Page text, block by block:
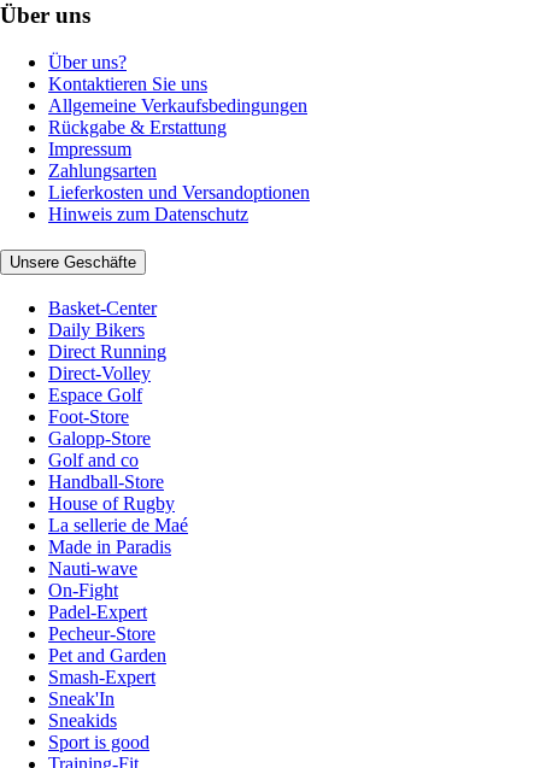
Über uns
Über uns?
Kontaktieren Sie uns
Allgemeine Verkaufsbedingungen
Rückgabe & Erstattung
Impressum
Zahlungsarten
Lieferkosten und Versandoptionen
Hinweis zum Datenschutz
Unsere Geschäfte
Basket-Center
Daily Bikers
Direct Running
Direct-Volley
Espace Golf
Foot-Store
Galopp-Store
Golf and co
Handball-Store
House of Rugby
La sellerie de Maé
Made in Paradis
Nauti-wave
On-Fight
Padel-Expert
Pecheur-Store
Pet and Garden
Smash-Expert
Sneak'In
Sneakids
Sport is good
Training-Fit